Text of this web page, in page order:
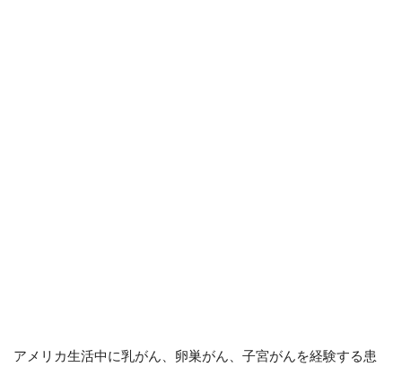
アメリカ生活中に乳がん、卵巣がん、 子宮がんを経験する患